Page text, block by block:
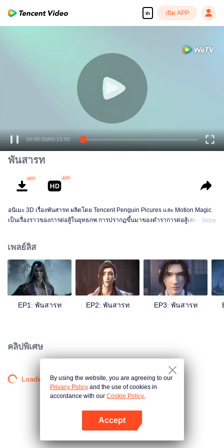
th เปิด APP
00:00:00/00:23:55
พันสารท
อนิเมะ 3D เรื่องพันสารท ผลิตโดย Tencent Penguin Picures และ Motion Magic
เป็นเรื่องราวของการต่อสู้ในยุทธภพ การปรากฏขึ้นมาของตำราการต่อสู้เล่มหนึ่งที่
More
เพลย์ลิส
EP1: พันสารท EP2: พันสารท EP3: พันสารท
คลิปพิเศษ
Loading…By using the website, you are agreeing to our
Privacy Policy and the use of cookies in
accordance with our Cookie Policy.
Accept